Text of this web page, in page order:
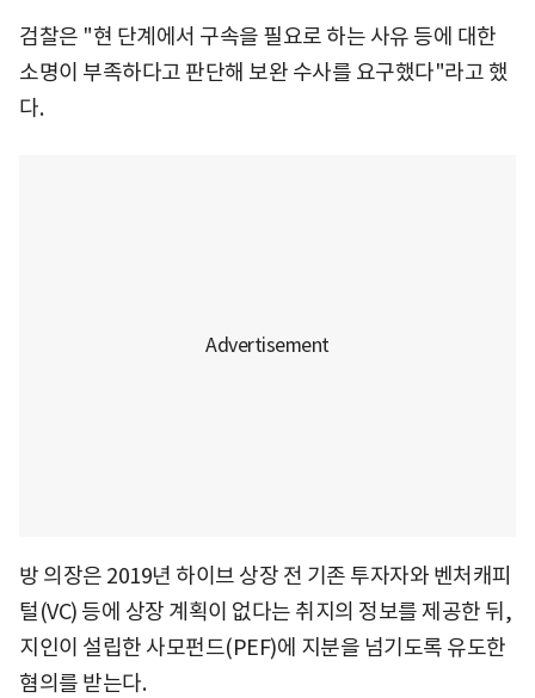
검찰은 "현 단계에서 구속을 필요로 하는 사유 등에 대한
소명이 부족하다고 판단해 보완 수사를 요구했다"라고 했
다.
방 의장은 2019년 하이브 상장 전 기존 투자자와 벤처캐피
털(VC) 등에 상장 계획이 없다는 취지의 정보를 제공한 뒤,
지인이 설립한 사모펀드(PEF)에 지분을 넘기도록 유도한
혐의를 받는다.